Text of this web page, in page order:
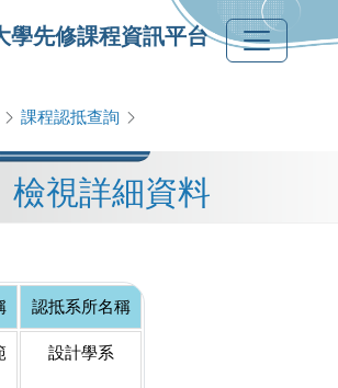
學先修課程資訊平台
課程認抵查詢
檢視詳細資料
認抵系所名稱
設計學系